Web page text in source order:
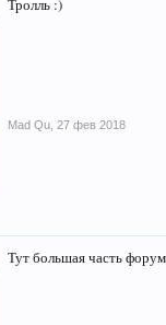
Тролль :)
Mad Qu 27 фев 2018
Тут большая часть